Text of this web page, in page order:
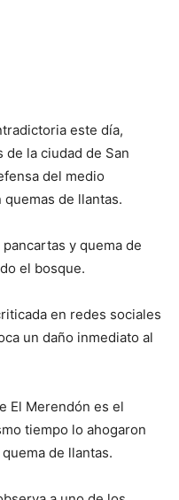
este día,
la ciudad de San
del medio
de llantas.
y quema de
el bosque.
en redes sociales
un daño inmediato al
El Merendón es el
tiempo lo ahogaron
de llantas.